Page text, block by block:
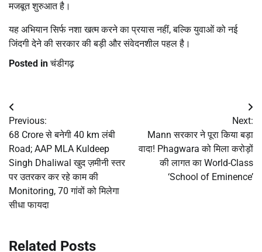
मजबूत शुरुआत है।
यह अभियान सिर्फ नशा खत्म करने का प्रयास नहीं, बल्कि युवाओं को नई
जिंदगी देने की सरकार की बड़ी और संवेदनशील पहल है।
Posted inचंडीगढ़
Post
navigation
Previous:
68 Crore से बनेगी 40 km लंबी
Road; AAP MLA Kuldeep
Singh Dhaliwal खुद ज़मीनी स्तर
पर उतरकर कर रहे काम की
Monitoring, 70 गांवों को मिलेगा
सीधा फायदा
Next:
Mann सरकार ने पूरा किया बड़ा
वादा! Phagwara को मिला करोड़ों
की लागत का World-Class
‘School of Eminence’
Related Posts